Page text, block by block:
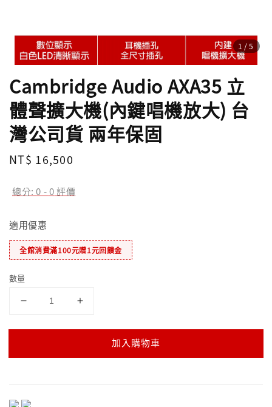
1 /5
Cambridge Audio AXA35 立
體聲擴大機(內鍵唱機放大) 台
灣公司貨 兩年保固
Regular
NT$ 16,500
總分:0 -0評價
適用優惠
全館消費滿100元贈1元回饋金
數量
加入購物車